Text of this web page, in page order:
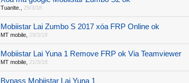
Tuanlte. 29/3/18
Mobiistar Lai Zumbo S 2017 xóa FRP Online ok
MT mobile 29/3/18
Mobiistar Lai Yuna 1 Remove FRP ok Via Teamviewer
MT mobile 21/3/18
Bypass Mobiistar Lai Yuna 1